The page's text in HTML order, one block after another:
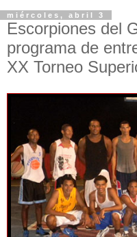
miércoles, abril 3
Escorpiones del
programa de
XX Torneo